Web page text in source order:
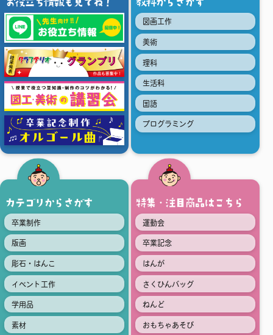
図画工作
美術
理科
生活科
国語
プログラミング
カテゴリからさがす
卒業制作
版画
彫石・はんこ
イベント工作
学用品
素材
特集・注目商品はこちら
運動会
卒業記念
はんが
さくひんバッグ
ねんど
おもちゃあそび